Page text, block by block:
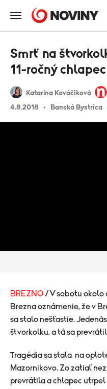
Katarína Kováčiková
4.8.2018
Banská Bystrica
Smrť na
11-ročný chlapec
BREZNO / V sobotu okolo
Brezna oznámenie, že v
sa stalo nešťastie.
štvorkolku, a tá sa
Tragédia sa stala na
Mazornikovo. Zo zatiaľ
prevrátila a chlapec